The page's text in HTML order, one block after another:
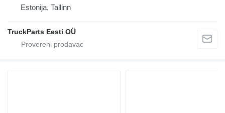
Estonija, Tallinn
TruckParts Eesti OÜ